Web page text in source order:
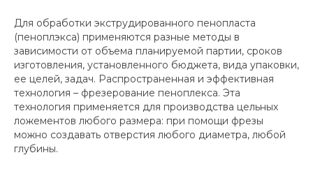
Для обработки экструдированного пенопласта
(пеноплэкса) применяются разные методы в
зависимости от объема планируемой партии, сроков
изготовления, установленного бюджета, вида упаковки,
ее целей, задач. Распространенная и эффективная
технология – фрезерование пеноплекса. Эта
технология применяется для производства цельных
ложементов любого размера: при помощи фрезы
можно создавать отверстия любого диаметра, любой
глубины.